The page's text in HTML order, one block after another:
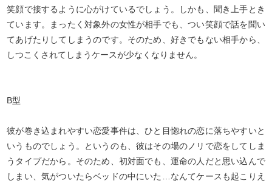
笑顔で接するように心がけているでしょう。しかも、聞き上手とき
ています。まったく対象外の女性が相手でも、つい笑顔で話を聞い
てあげたりしてしまうのです。そのため、好きでもない相手から、
しつこくされてしまうケースが少なくなりません。
B型
彼が巻き込まれやすい恋愛事件は、ひと目惚れの恋に落ちやすいと
いうものでしょう。というのも、彼はその場のノリで恋をしてしま
うタイプだから。そのため、初対面でも、運命の人だと思い込んで
しまい、気がついたらベッドの中にいた…なんてケースも起こりえ